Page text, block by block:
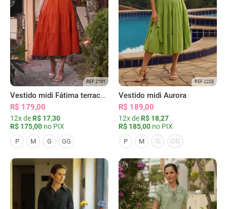
REF 2191
Vestido midi Fátima terracota
R$ 179,00
12x de R$ 17,30
R$ 175,00 no PIX
P M G GG
REF 2208
Vestido midi Aurora
R$ 189,00
12x de R$ 18,27
R$ 185,00 no PIX
P M G GG